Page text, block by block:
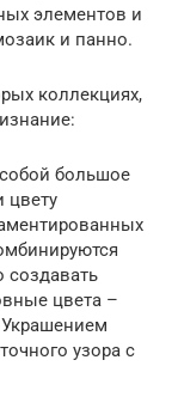
элементов и
и панно.
коллекциях,
большое
цвету
создавать
цвета –
узора с